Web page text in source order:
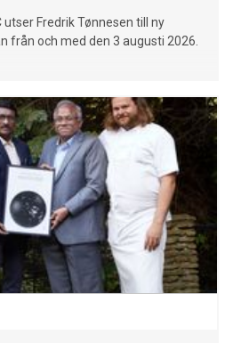
Fredrik Tønnesen till ny
från och med den 3 augusti 2026.